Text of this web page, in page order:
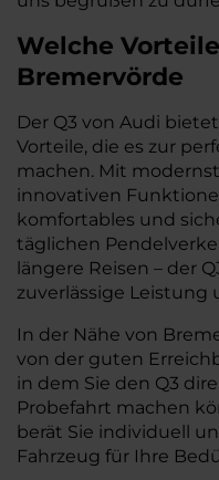
Welche Vorteile
Bremervörde
Der Q3 von Audi
Vorteile, die es zur
machen. Mit
innovativen
komfortables und
täglichen
längere Reisen – der
zuverlässige Leistung
In der Nähe von
von der guten
in dem Sie den Q3
Probefahrt machen
berät Sie individuell
Fahrzeug für Ihre